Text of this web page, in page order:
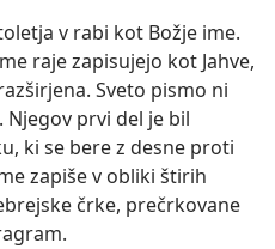
v rabi kot Božje ime.
raje zapisujejo kot Jahve,
Sveto pismo ni
Njegov prvi del je bil
ki se bere z desne proti
zapiše v obliki štirih